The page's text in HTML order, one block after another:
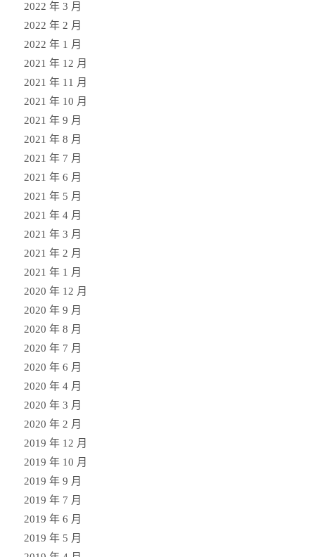
2022 年 3 月
2022 年 2 月
2022 年 1 月
2021 年 12 月
2021 年 11 月
2021 年 10 月
2021 年 9 月
2021 年 8 月
2021 年 7 月
2021 年 6 月
2021 年 5 月
2021 年 4 月
2021 年 3 月
2021 年 2 月
2021 年 1 月
2020 年 12 月
2020 年 9 月
2020 年 8 月
2020 年 7 月
2020 年 6 月
2020 年 4 月
2020 年 3 月
2020 年 2 月
2019 年 12 月
2019 年 10 月
2019 年 9 月
2019 年 7 月
2019 年 6 月
2019 年 5 月